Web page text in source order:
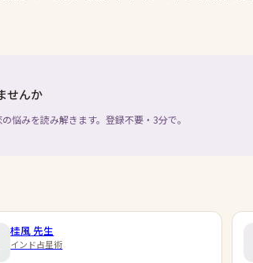
せんか
悩みを読み解きます。登録不要・3分で。
桂風先生
インド占星術